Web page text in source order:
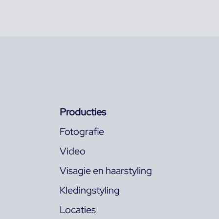
Producties
Fotografie
Video
Visagie en haarstyling
Kledingstyling
Locaties